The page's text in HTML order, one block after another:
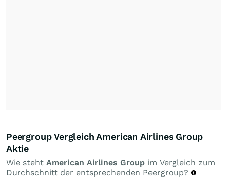
Peergroup Vergleich American Airlines Group
Aktie
Wie steht American Airlines Group im Vergleich zum
Durchschnitt der entsprechenden Peergroup?